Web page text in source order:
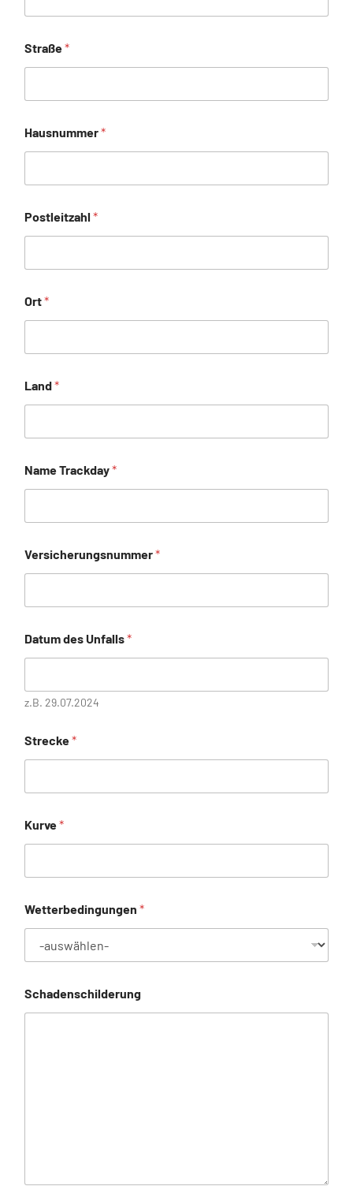
Straße*
Hausnummer*
Postleitzahl *
Ort*
Land*
Name Trackday*
Versicherungsnummer*
Datum des Unfalls*
z.B. 29.07.2024
Strecke*
Kurve*
Wetterbedingungen *
Schadenschilderung